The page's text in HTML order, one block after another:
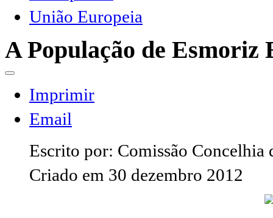
União Europeia
A População de
Imprimir
Email
Escrito por: Comissão Concelhia
Criado em 30 dezembro 2012